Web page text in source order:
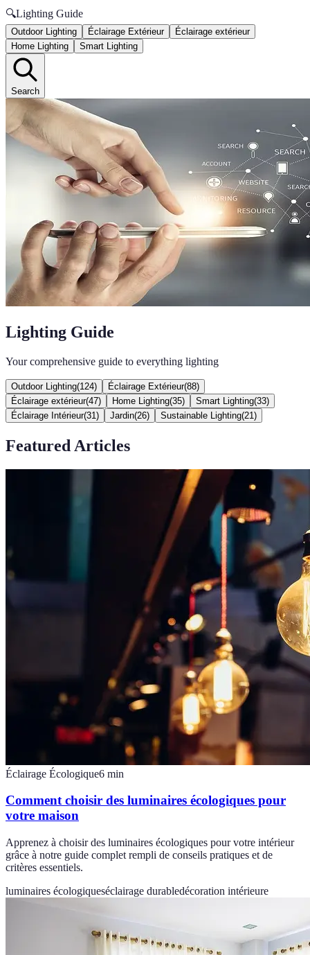
🔍Lighting Guide
Outdoor Lighting Éclairage Extérieur
Éclairage extérieur
Home Lighting
Smart Lighting
Search
Lighting Guide
Your comprehensive guide to everything lighting
Outdoor Lighting(124) Éclairage Extérieur(88)
Éclairage extérieur(47) Home Lighting(35) Smart Lighting(33)
Éclairage Intérieur(31 ) Jardin(26) Sustainable Lighting(21 )
Featured Articles
Éclairage Écologique6 min
Comment choisir des luminaires écologiques pour
votre maison
Apprenez à choisir des luminaires écologiques pour votre intérieur
grâce à notre guide complet rempli de conseils pratiques et de
critères essentiels.
luminaires écologiqueséclairage durabledécoration intérieure